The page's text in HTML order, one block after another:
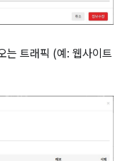
는 트래픽 (예: 웹사이트